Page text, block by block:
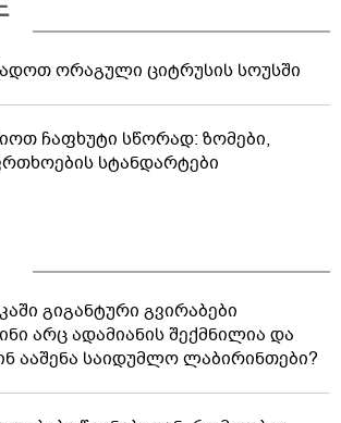
ორაგული ციტრუსის სოუსში
ჩაფხუტი სწორად: ზომები,
სტანდარტები
გიგანტური გვირაბები
არც ადამიანის შექმნილია და
ააშენა საიდუმლო ლაბირინთები?